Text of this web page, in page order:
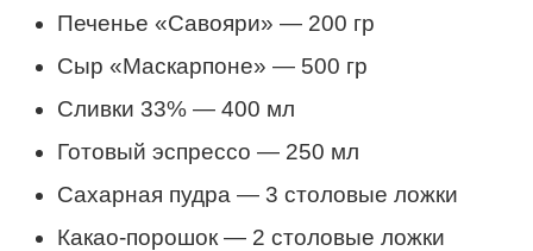
Печенье «Савояри» — 200 гр
Сыр «Маскарпоне» — 500 гр
Сливки 33% — 400 мл
Готовый эспрессо — 250 мл
Сахарная пудра — 3 столовые ложки
Какао-порошок — 2 столовые ложки